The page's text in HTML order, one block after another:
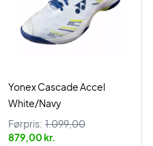
Yonex Cascade Accel
White/Navy
Førpris: 1.099,00
879,00 kr.